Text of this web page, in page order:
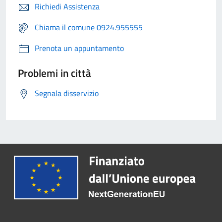
Richiedi Assistenza
Chiama il comune 0924.955555
Prenota un appuntamento
Problemi in città
Segnala disservizio